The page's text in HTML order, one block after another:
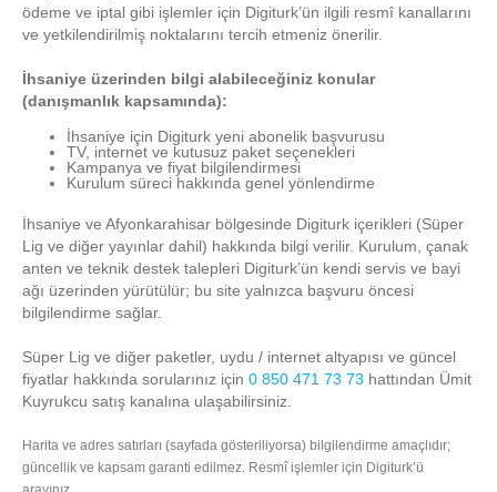
ödeme ve iptal gibi işlemler için Digiturk’ün ilgili resmî kanallarını
ve yetkilendirilmiş noktalarını tercih etmeniz önerilir.
İhsaniye üzerinden bilgi alabileceğiniz konular
(danışmanlık kapsamında):
İhsaniye için Digiturk yeni abonelik başvurusu
TV, internet ve kutusuz paket seçenekleri
Kampanya ve fiyat bilgilendirmesi
Kurulum süreci hakkında genel yönlendirme
İhsaniye ve Afyonkarahisar bölgesinde Digiturk içerikleri (Süper
Lig ve diğer yayınlar dahil) hakkında bilgi verilir. Kurulum, çanak
anten ve teknik destek talepleri Digiturk’ün kendi servis ve bayi
ağı üzerinden yürütülür; bu site yalnızca başvuru öncesi
bilgilendirme sağlar.
Süper Lig ve diğer paketler, uydu / internet altyapısı ve güncel
fiyatlar hakkında sorularınız için 0 850 471 73 73 hattından Ümit
Kuyrukcu satış kanalına ulaşabilirsiniz.
Harita ve adres satırları (sayfada gösteriliyorsa) bilgilendirme amaçlıdır;
güncellik ve kapsam garanti edilmez. Resmî işlemler için Digiturk’ü